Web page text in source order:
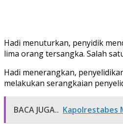
Hadi menuturkan, penyidik
lima orang tersangka. Salah
Hadi menerangkan,
melakukan serangkaian
BACA JUGA.. Kapolrestabes